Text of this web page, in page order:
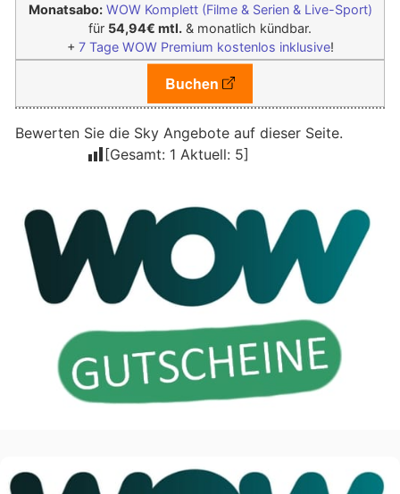
Monatsabo: WOW Komplett (Filme & Serien & Live-Sport)
für 54,94€ mtl. & monatlich kündbar.
+ 7 Tage WOW Premium kostenlos inklusive!
Buchen
Bewerten Sie die Sky Angebote auf dieser Seite.
[Gesamt: 1 Aktuell: 5]